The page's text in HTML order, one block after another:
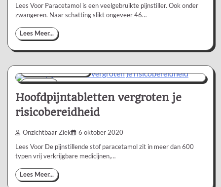
Lees Voor Paracetamol is een veelgebruikte pijnstiller. Ook onder
zwangeren. Naar schatting slikt ongeveer 46…
Lees Meer...
1 min 0
Hoofdpijntabletten vergroten je
risicobereidheid
Onzichtbaar Ziek 6 oktober 2020
Lees Voor De pijnstillende stof paracetamol zit in meer dan 600
typen vrij verkrijgbare medicijnen,…
Lees Meer...